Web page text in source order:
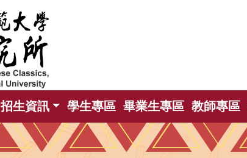
招生資訊 學生專區 畢業生專區 教師專區